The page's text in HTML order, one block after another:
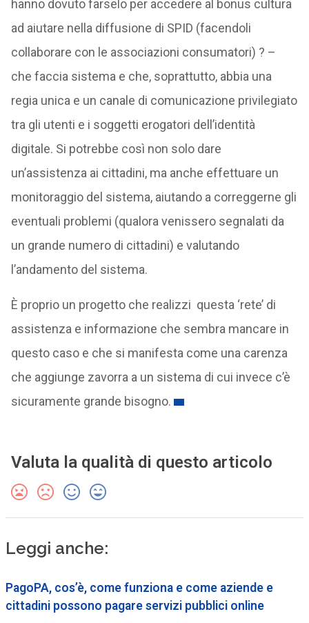
hanno dovuto farselo per accedere al bonus cultura
ad aiutare nella diffusione di SPID (facendoli
collaborare con le associazioni consumatori) ? –
che faccia sistema e che, soprattutto, abbia una
regia unica e un canale di comunicazione privilegiato
tra gli utenti e i soggetti erogatori dell’identità
digitale. Si potrebbe così non solo dare
un’assistenza ai cittadini, ma anche effettuare un
monitoraggio del sistema, aiutando a correggerne gli
eventuali problemi (qualora venissero segnalati da
un grande numero di cittadini) e valutando
l’andamento del sistema.
È proprio un progetto che realizzi questa ‘rete’ di
assistenza e informazione che sembra mancare in
questo caso e che si manifesta come una carenza
che aggiunge zavorra a un sistema di cui invece c’è
sicuramente grande bisogno.
Valuta la qualità di questo articolo
Leggi anche:
PagoPA, cos’è, come funziona e come aziende e
cittadini possono pagare servizi pubblici online